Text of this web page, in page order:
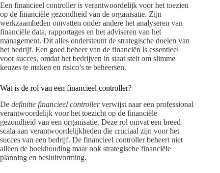
Een financieel controller is verantwoordelijk voor het toezien
op de financiële gezondheid van de organisatie. Zijn
werkzaamheden omvatten onder andere het analyseren van
financiële data, rapportages en het adviseren van het
management. Dit alles ondersteunt de strategische doelen van
het bedrijf. Een goed beheer van de financiën is essentieel
voor succes, omdat het bedrijven in staat stelt om slimme
keuzes te maken en risico’s te beheersen.
Wat is de rol van een financieel controller?
De definitie financieel controllerverwijst naar een professional
verantwoordelijk voor het toezicht op de financiële
gezondheid van een organisatie. Deze rol omvat een breed
scala aan verantwoordelijkheden die cruciaal zijn voor het
succes van een bedrijf. De financieel controller beheert niet
alleen de boekhouding maar ook strategische financiële
planning en besluitvorming.